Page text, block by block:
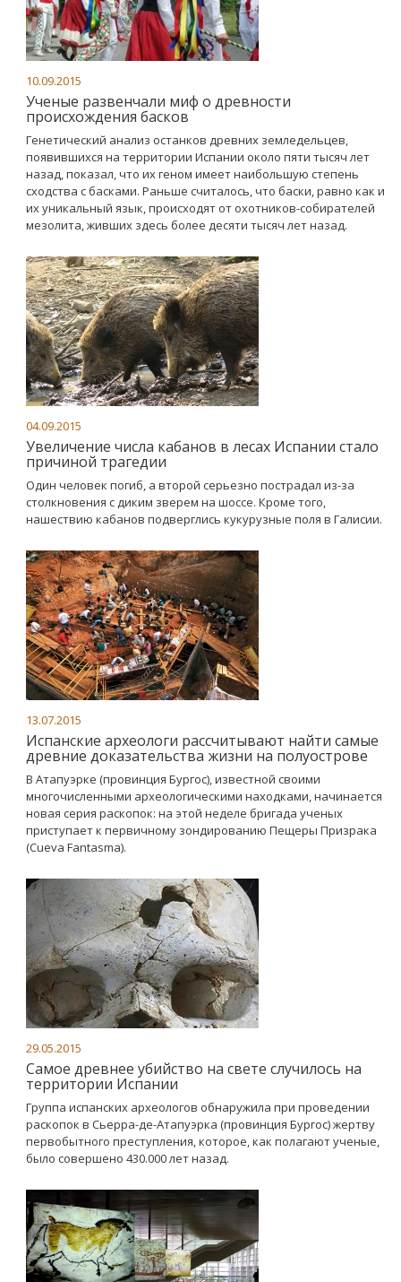
10.09.2015
Ученые развенчали миф о древности
происхождения басков
Генетический анализ останков древних земледельцев,
появившихся на территории Испании около пяти тысяч лет
назад, показал, что их геном имеет наибольшую степень
сходства с басками. Раньше считалось, что баски, равно как и
их уникальный язык, происходят от охотников-собирателей
мезолита, живших здесь более десяти тысяч лет назад.
04.09.2015
Увеличение числа кабанов в лесах Испании стало
причиной трагедии
Один человек погиб, а второй серьезно пострадал из-за
столкновения с диким зверем на шоссе. Кроме того,
нашествию кабанов подверглись кукурузные поля в Галисии.
13.07.2015
Испанские археологи рассчитывают найти самые
древние доказательства жизни на полуострове
В Атапуэрке (провинция Бургос), известной своими
многочисленными археологическими находками, начинается
новая серия раскопок: на этой неделе бригада ученых
приступает к первичному зондированию Пещеры Призрака
(Cueva Fantasma).
29.05.2015
Самое древнее убийство на свете случилось на
территории Испании
Группа испанских археологов обнаружила при проведении
раскопок в Сьерра-де-Атапуэрка (провинция Бургос) жертву
первобытного преступления, которое, как полагают ученые,
было совершено 430.000 лет назад.